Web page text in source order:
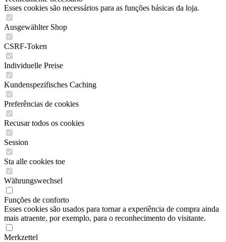
Esses cookies são necessários para as funções básicas da loja.
Ausgewählter Shop
CSRF-Token
Individuelle Preise
Kundenspezifisches Caching
Preferências de cookies
Recusar todos os cookies
Session
Sta alle cookies toe
Währungswechsel
Funções de conforto
Esses cookies são usados para tornar a experiência de compra ainda
mais atraente, por exemplo, para o reconhecimento do visitante.
Merkzettel